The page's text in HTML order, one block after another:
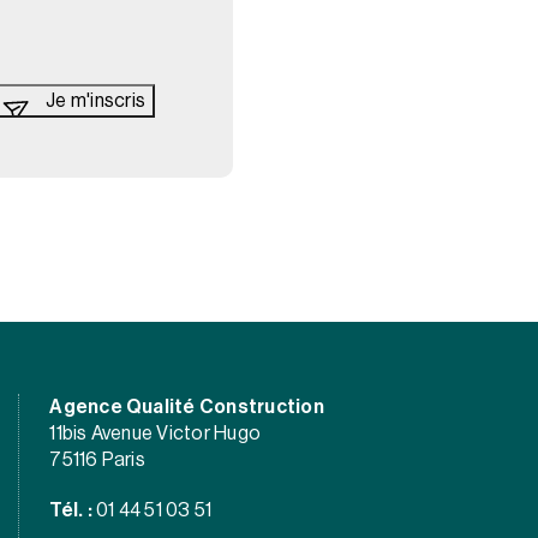
Agence Qualité Construction
11bis Avenue Victor Hugo
75116 Paris
Tél. : 01 44 51 03 51